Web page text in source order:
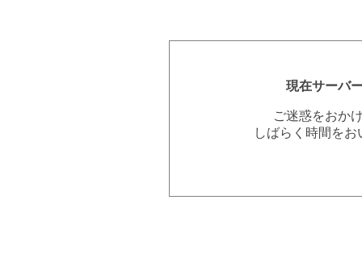
現在サーバ
ご迷惑をおか
しばらく時間を